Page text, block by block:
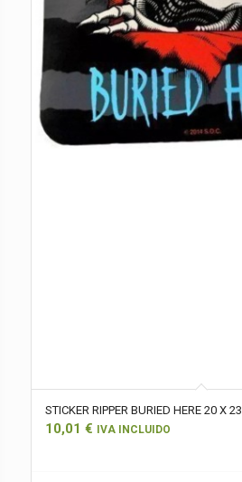
STICKER RIPPER BURIED HERE 20 X
10,01 € IVA INCLUIDO